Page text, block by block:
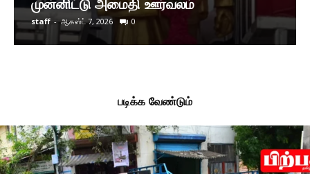
முன்னிட்டு அமைதி ஊர்வலம்
staff - ஆகஸ்ட் 7, 2026 0
படிக்க வேண்டும்